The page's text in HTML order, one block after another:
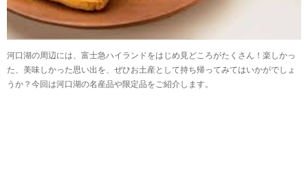
河口湖の周辺には、富士急ハイランドをはじめ見どころがたくさん！楽しかっ
た、美味しかった思い出を、ぜひお土産として持ち帰ってみてはいかがでしょ
うか？今回は河口湖の名産品や限定品をご紹介します。